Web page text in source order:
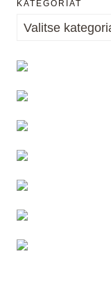
KATEGORIAT
Kategoriat